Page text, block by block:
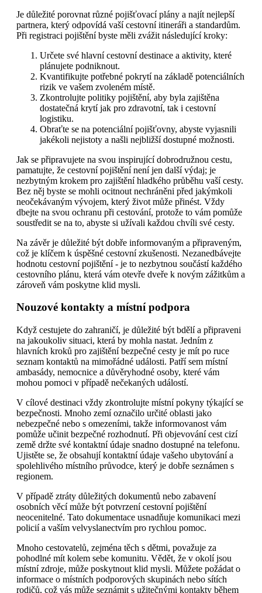
Je důležité porovnat různé pojišťovací plány a najít nejlepší
partnera, který odpovídá vaší cestovní itineráři a standardům.
Při registraci pojištění byste měli zvážit následující kroky:
Určete své hlavní cestovní destinace a aktivity, které
plánujete podniknout.
Kvantifikujte potřebné pokrytí na základě potenciálních
rizik ve vašem zvoleném místě.
Zkontrolujte politiky pojištění, aby byla zajištěna
dostatečná krytí jak pro zdravotní, tak i cestovní
logistiku.
Obraťte se na potenciální pojišťovny, abyste vyjasnili
jakékoli nejistoty a našli nejbližší dostupné možnosti.
Jak se připravujete na svou inspirující dobrodružnou cestu,
pamatujte, že cestovní pojištění není jen další výdaj; je
nezbytným krokem pro zajištění hladkého průběhu vaší cesty.
Bez něj byste se mohli ocitnout nechráněni před jakýmkoli
neočekávaným vývojem, který život může přinést. Vždy
dbejte na svou ochranu při cestování, protože to vám pomůže
soustředit se na to, abyste si užívali každou chvíli své cesty.
Na závěr je důležité být dobře informovaným a připraveným,
což je klíčem k úspěšné cestovní zkušenosti. Nezanedbávejte
hodnotu cestovní pojištění - je to nezbytnou součástí každého
cestovního plánu, která vám otevře dveře k novým zážitkům a
zároveň vám poskytne klid mysli.
Nouzové kontakty a místní podpora
Když cestujete do zahraničí, je důležité být bdělí a připraveni
na jakoukoliv situaci, která by mohla nastat. Jedním z
hlavních kroků pro zajištění bezpečné cesty je mít po ruce
seznam kontaktů na mimořádné události. Patří sem místní
ambasády, nemocnice a důvěryhodné osoby, které vám
mohou pomoci v případě nečekaných událostí.
V cílové destinaci vždy zkontrolujte místní pokyny týkající se
bezpečnosti. Mnoho zemí označilo určité oblasti jako
nebezpečné nebo s omezeními, takže informovanost vám
pomůže učinit bezpečné rozhodnutí. Při objevování cest cizí
země držte své kontaktní údaje snadno dostupné na telefonu.
Ujistěte se, že obsahují kontaktní údaje vašeho ubytování a
spolehlivého místního průvodce, který je dobře seznámen s
regionem.
V případě ztráty důležitých dokumentů nebo zabavení
osobních věcí může být potvrzení cestovní pojištění
neocenitelné. Tato dokumentace usnadňuje komunikaci mezi
policií a vaším velvyslanectvím pro rychlou pomoc.
Mnoho cestovatelů, zejména těch s dětmi, považuje za
pohodlné mít kolem sebe komunitu. Vědět, že v okolí jsou
místní zdroje, může poskytnout klid mysli. Můžete požádat o
informace o místních podporových skupinách nebo sítích
rodičů, což vás může seznámit s užitečnými kontakty během